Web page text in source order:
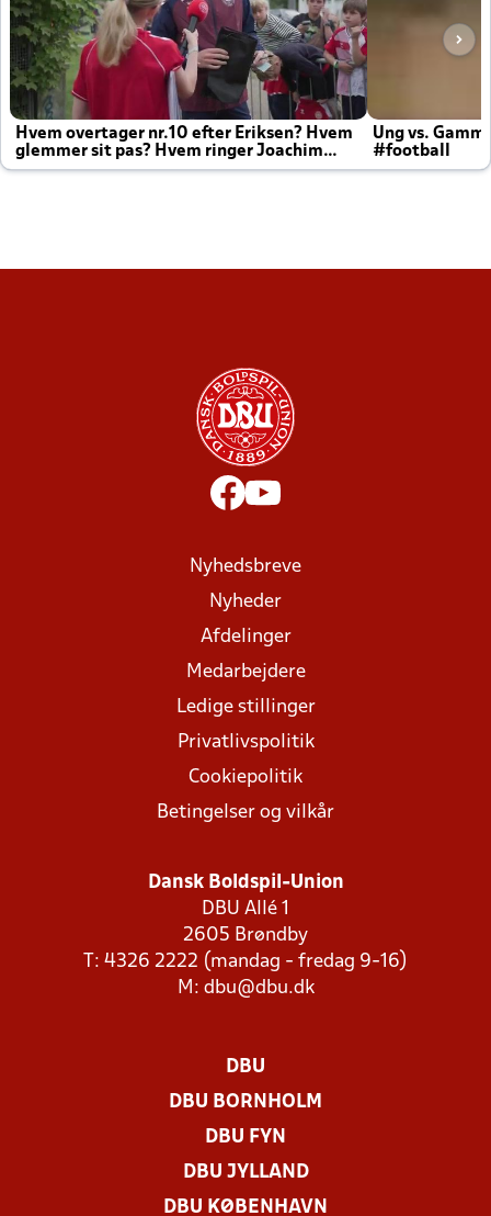
Hvem overtager nr.10 efter Eriksen? Hvem
glemmer sit pas? Hvem ringer Joachim
altid til efter kampe?
Ung vs.
#football
Nyhedsbreve
Nyheder
Afdelinger
Medarbejdere
Ledige stillinger
Privatlivspolitik
Cookiepolitik
Betingelser og vilkår
Dansk Boldspil-Union
DBU Allé 1
2605 Brøndby
T: 4326 2222 (mandag - fredag 9-16)
M: dbu@dbu.dk
DBU
DBU BORNHOLM
DBU FYN
DBU JYLLAND
DBU KØBENHAVN